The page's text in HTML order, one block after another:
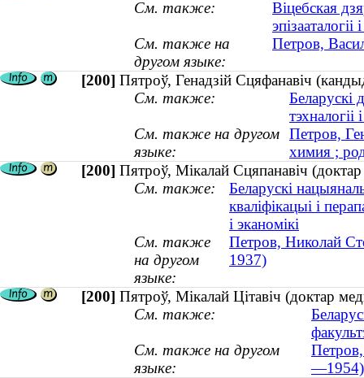
См. также:
Віцебская
См. также на
другом языке:
Петров,
[200] Пятроў, Генадзій Сцяфанавіч
См. также:
Беларускі
тэхналогіі
См. также на другом
языке:
Петров,
химия ;
[200] Пятроў, Мікалай Сцяпанавіч
См. также:
Беларускі
кваліфікацыі і
і эканомікі
См. также
на другом
языке:
Петров, Николай
1937)
[200] Пятроў, Мікалай Цітавіч (доктар
См. также:
См. также на другом
языке:
—1954)